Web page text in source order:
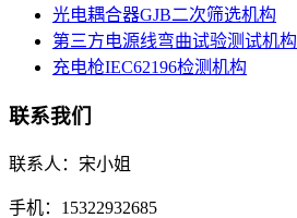
光电耦合器GJB二次筛选机构
第三方电源线弯曲试验测试机构
充电枪IEC62196检测机构
联系我们
联系人：宋小姐
手机：15322932685